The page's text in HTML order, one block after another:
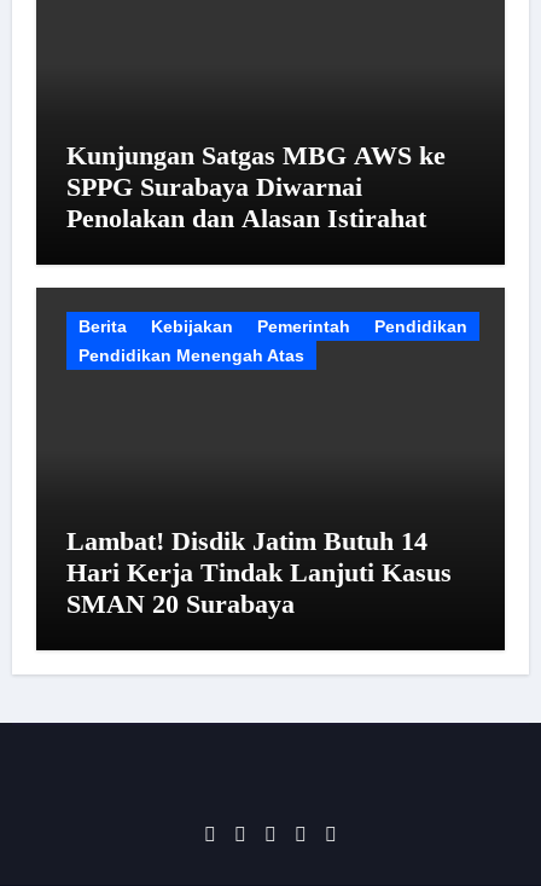
Kunjungan Satgas MBG AWS ke
SPPG Surabaya Diwarnai
Penolakan dan Alasan Istirahat
Berita Kebijakan Pemerintah
Pendidikan
Pendidikan Menengah Atas
Lambat! Disdik Jatim Butuh 14
Hari Kerja Tindak Lanjuti Kasus
SMAN 20 Surabaya